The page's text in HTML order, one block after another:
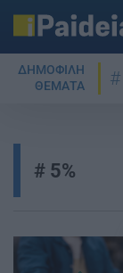
ΔΗΜΟΦΙΛΗ
ΘΕΜΑΤΑ
5%